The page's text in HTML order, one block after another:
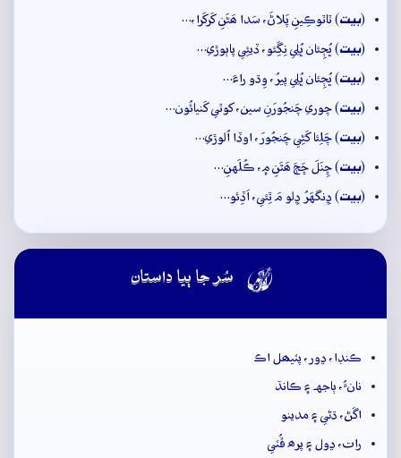
(بيت) ٽاٽوڪِينِ پَلاڻَ، سَدا ھَڻَنِ کَرکَرا،…
(بيت) ڀُڄِئان ڀُلِي نِڱِئو، ڏيئِي پاٻوڙي…
(بيت) ڀُڄِئان ڀُلِي پيرُ، وِڌو راءَ…
(بيت) چوري چَنجُورَنِ سين، کوٽي کَنيائُون…
(بيت) چَلِئا کَڻِي چَنجُورَ، اوڏا اُلوڙي…
(بيت) ڇِنَلَ ڇَڄَ ھَٿَنِ ۾، ڪُلَهنِ…
(بيت) ڍِنگهَرُ ڍِلو مَ ٿِئي، اَڏِئو…
 سُر جا ٻيا داستان
ڪنڊا، ڍور، پٽيھل اڪ
نانءُ، ٻاجهہ ۽ ڪانڌ
اڱڻ، ڌڻي ۽ مدينو
رات، ڍول ۽ پرھ ڦُٽي